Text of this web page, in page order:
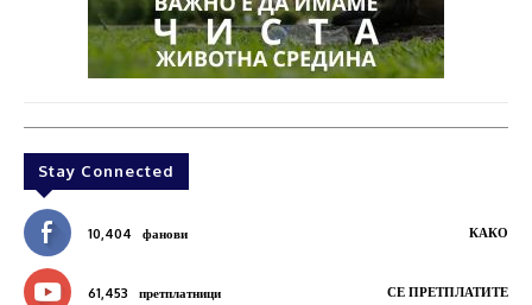
Stay Connected
10,404 фанови КАКО
61,453 претплатници СЕ ПРЕТПЛАТИТЕ